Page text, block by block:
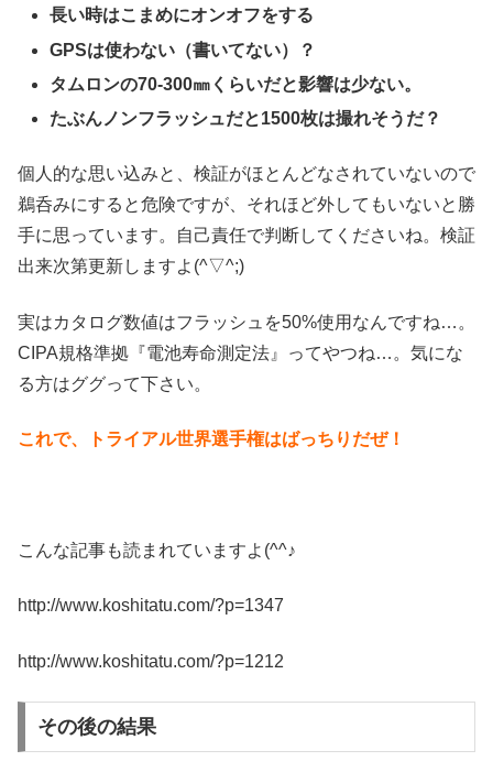
長い時はこまめにオンオフをする
GPSは使わない（書いてない）？
タムロンの70-300㎜くらいだと影響は少ない。
たぶんノンフラッシュだと1500枚は撮れそうだ？
個人的な思い込みと、検証がほとんどなされていないので
鵜呑みにすると危険ですが、それほど外してもいないと勝
手に思っています。自己責任で判断してくださいね。検証
出来次第更新しますよ(^▽^;)
実はカタログ数値はフラッシュを50%使用なんですね…。
CIPA規格準拠『電池寿命測定法』ってやつね…。気にな
る方はググって下さい。
これで、トライアル世界選手権はばっちりだぜ！
こんな記事も読まれていますよ(^^♪
http://www.koshitatu.com/?p=1347
http://www.koshitatu.com/?p=1212
その後の結果